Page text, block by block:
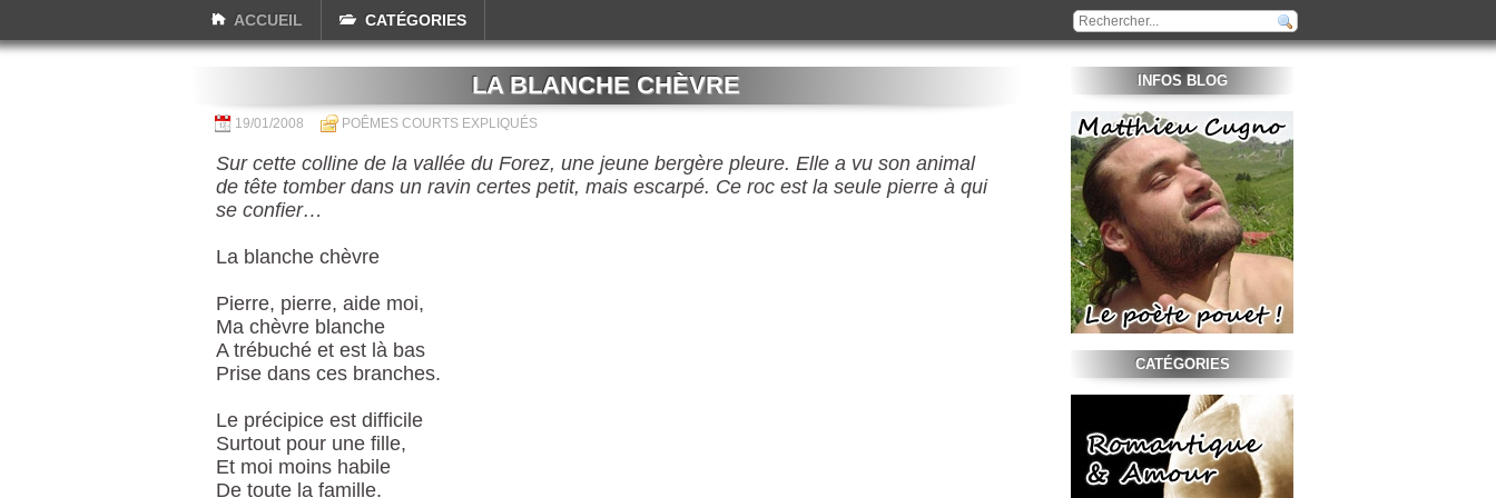
ACCUEIL CATÉGORIES
LA BLANCHE CHÈVRE
19/01/2008 POÊMES COURTS EXPLIQUÉS
Sur cette colline de la vallée du Forez, une jeune bergère pleure. Elle a vu son animal
de tête tomber dans un ravin certes petit, mais escarpé. Ce roc est la seule pierre à qui
se confier…
La blanche chèvre
Pierre, pierre, aide moi,
Ma chèvre blanche
A trébuché et est là bas
Prise dans ces branches.
Le précipice est difficile
Surtout pour une fille,
Et moi moins habile
De toute la famille.
INFOS BLOG
CATÉGORIES